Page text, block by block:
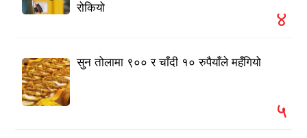
रोकियो
४
सुन तोलामा ९०० र चाँदी १० रुपैयाँले महँगियो
५